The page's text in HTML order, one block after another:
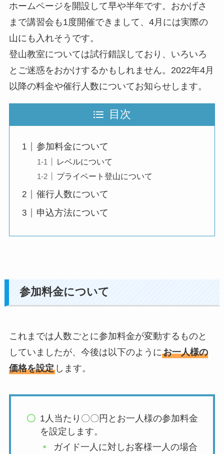
ホームページを開設して早や半年です。おかげさ
まで講習会も1度開催できまして、4月には実際の
山にも入れそうです。
登山教室については試行錯誤しており、いろいろ
とご迷惑をおかけするかもしれません。2022年4月
以降の料金や催行人数についてお知らせします。
目次
参加料金について
レベルについて
プライベート登山について
催行人数について
申込方法について
参加料金について
これまでは人数ごとに参加料金が変動するものと
していましたが、今後は以下のようにお一人様の
価格を設定します。
1人当たり〇〇円とお一人様の参加料金
を設定します。
ガイド一人に対しお客様一人の場合